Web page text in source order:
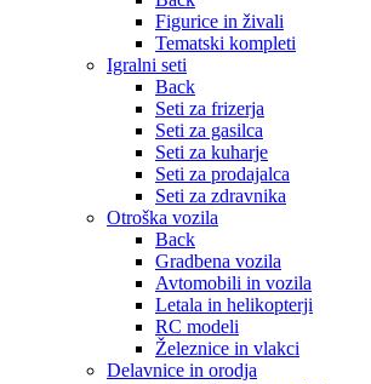
Figurice in živali
Tematski kompleti
Igralni seti
Back
Seti za frizerja
Seti za gasilca
Seti za kuharje
Seti za prodajalca
Seti za zdravnika
Otroška vozila
Back
Gradbena vozila
Avtomobili in vozila
Letala in helikopterji
RC modeli
Železnice in vlakci
Delavnice in orodja